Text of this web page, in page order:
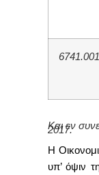
Και εν
2017.
Η
υπ’ όψιν